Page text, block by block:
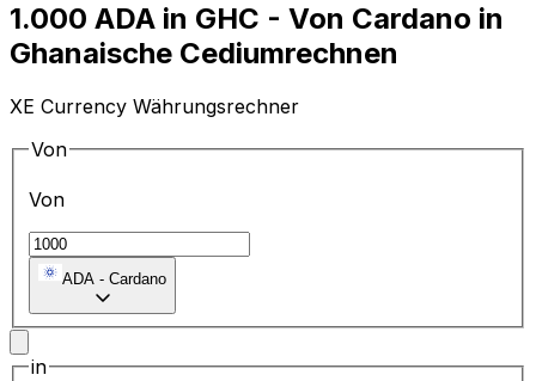
1.000 ADA in GHC - Von Cardano in
Ghanaische Cediumrechnen
XE Currency Währungsrechner
Von
Von
ADA - Cardano
in